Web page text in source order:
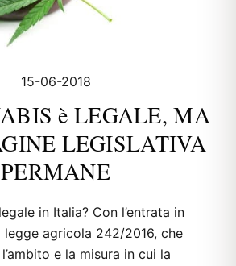
15-06-2018
è LEGALE, MA
LEGISLATIVA
PERMANE
in Italia? Con l’entrata in
agricola 242/2016, che
e la misura in cui la